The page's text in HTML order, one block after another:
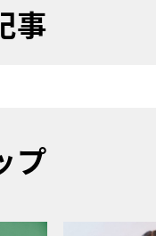
事
プ